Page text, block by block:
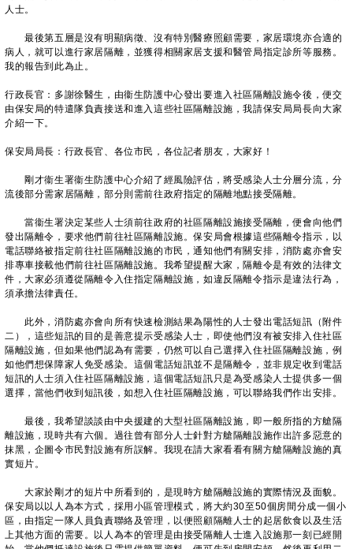
人士。
最後第五層是沒有明顯病徵、沒有特別醫療照顧需要，家居環境亦合適的
病人，就可以進行家居隔離，並獲得相關家居支援和醫管局指定診所等服務。
我的報告到此為止。
行政長官：多謝徐醫生，由衞生防護中心發出要進入社區隔離設施令後，便交
由保安局的特遣隊負責接送和進入這些社區隔離設施，我請保安局局長向大家
介紹一下。
保安局局長：行政長官、各位市民，各位記者朋友，大家好！
剛才衞生署衞生防護中心介紹了經風險評估，將受感染人士分層分流，分
流後部分需家居隔離，部分則需前往政府指定的隔離地點接受隔離。
當衞生署決定某些人士須前往政府的社區隔離設施接受隔離，便會向他們
發出隔離令，要求他們前往社區隔離設施。保安局會根據這些隔離令指示，以
電話聯絡被指定前往社區隔離設施的市民，通知他們有關安排，消防處亦會安
排專車接載他們前往社區隔離設施。我希望提醒大家，隔離令是有效的法律文
件，大家必須遵從隔離令入住指定隔離設施，如違反隔離令指示是違法行為，
須承擔法律責任。
此外，消防處亦會向所有快速檢測結果為陽性的人士發出電話短訊（附件
二），這些短訊的目的是善意提示受感染人士，即使他們沒有被安排入住社區
隔離設施，但如果他們認為有需要，仍然可以自己選擇入住社區隔離設施，例
如他們想保障家人免受感染。這個電話短訊並不是隔離令，並非規定收到電話
短訊的人士須入住社區隔離設施，這個電話短訊只是為受感染人士提供多一個
選擇，當他們收到短訊後，如想入住社區隔離設施，可以聯絡我們作出安排。
最後，我希望談談由中央援建的大型社區隔離設施，即一般所指的方艙隔
離設施，現時共有六個。過往曾有部分人士針對方艙隔離設施作出許多惡意的
抹黑，企圖令市民對設施有所誤解。我現在請大家看看有關方艙隔離設施的真
實短片。
大家於剛才的短片中所看到的，是現時方艙隔離設施的實際情況及面貌。
保安局以以人為本方式，採用小區管理模式，將大約30至50個房間分成一個小
區，由指定一隊人員負責聯絡及管理，以便照顧隔離人士的起居飲食以及生活
上其他方面的需要。以人為本的管理是由接受隔離人士進入設施那一刻已經開